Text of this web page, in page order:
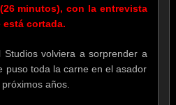
minutos), con la entrevista
está cortada.
volviera a sorprender a
puso toda la carne en el asador
años.